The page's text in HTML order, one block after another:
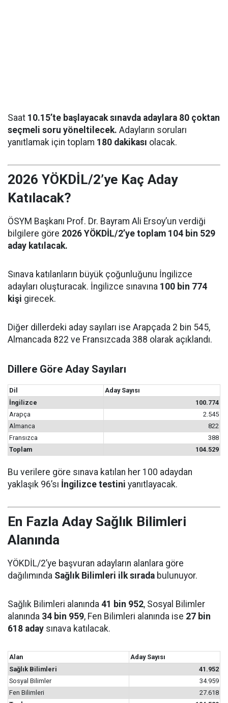
Saat 10.15’te başlayacak sınavda adaylara 80 çoktan
seçmeli soru yöneltilecek. Adayların soruları
yanıtlamak için toplam 180 dakikası olacak.
2026 YÖKDİL/2’ye Kaç Aday
Katılacak?
ÖSYM Başkanı Prof. Dr. Bayram Ali Ersoy’un verdiği
bilgilere göre 2026 YÖKDİL/2’ye toplam 104 bin 529
aday katılacak.
Sınava katılanların büyük çoğunluğunu İngilizce
adayları oluşturacak. İngilizce sınavına 100 bin 774
kişi girecek.
Diğer dillerdeki aday sayıları ise Arapçada 2 bin 545,
Almancada 822 ve Fransızcada 388 olarak açıklandı.
Dillere Göre Aday Sayıları
Dil
Aday Sayısı
İngilizce
100.774
Arapça
2.545
Almanca
822
Fransızca
388
Toplam
104.529
Bu verilere göre sınava katılan her 100 adaydan
yaklaşık 96’sı İngilizce testini yanıtlayacak.
En Fazla Aday Sağlık Bilimleri
Alanında
YÖKDİL/2’ye başvuran adayların alanlara göre
dağılımında Sağlık Bilimleri ilk sırada bulunuyor.
Sağlık Bilimleri alanında 41 bin 952, Sosyal Bilimler
alanında 34 bin 959, Fen Bilimleri alanında ise 27 bin
618 aday sınava katılacak.
Alan
Aday Sayısı
Sağlık Bilimleri
41.952
Sosyal Bilimler
34.959
Fen Bilimleri
27.618